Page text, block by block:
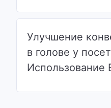
Улучшение
в голове у
Использование